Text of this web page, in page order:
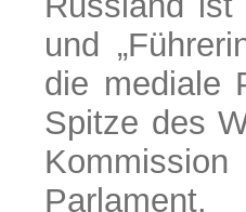
und
die mediale
Spitze des
Parlament.